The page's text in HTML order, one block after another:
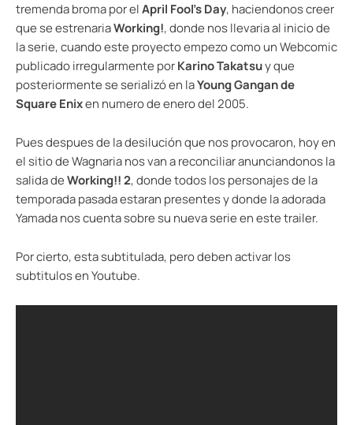
tremenda broma por elApril Fool’s Day, haciendonos creer
que se estrenariaWorking!, donde nos llevaria al inicio de
la serie, cuando este proyecto empezo como un Webcomic
publicado irregularmente porKarino Takatsuy que
posteriormente se serializó en laYoung Gangan de
Square Enixen numero de enero del 2005.
Pues despues de la desilución que nos provocaron, hoy en
el sitio de Wagnaria nos van a reconciliar anunciandonos la
salida deWorking!! 2, donde todos los personajes de la
temporada pasada estaran presentes y donde la adorada
Yamada nos cuenta sobre su nueva serie en este trailer.
Por cierto, esta subtitulada, pero deben activar los
subtitulos en Youtube.